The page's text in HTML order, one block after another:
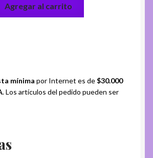
Agregar al carrito
mínima por Internet es de$30.000
. Los artículos del pedido pueden ser